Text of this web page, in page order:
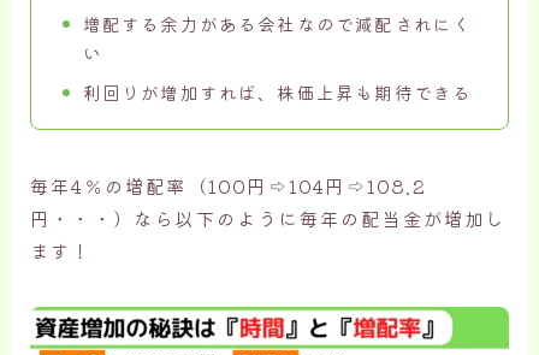
増配する余力がある会社なので減配されにく
い
利回りが増加すれば、株価上昇も期待できる
毎年4％の増配率（100円⇨104円⇨108.2
円・・・）なら以下のように毎年の配当金が増加し
ます！